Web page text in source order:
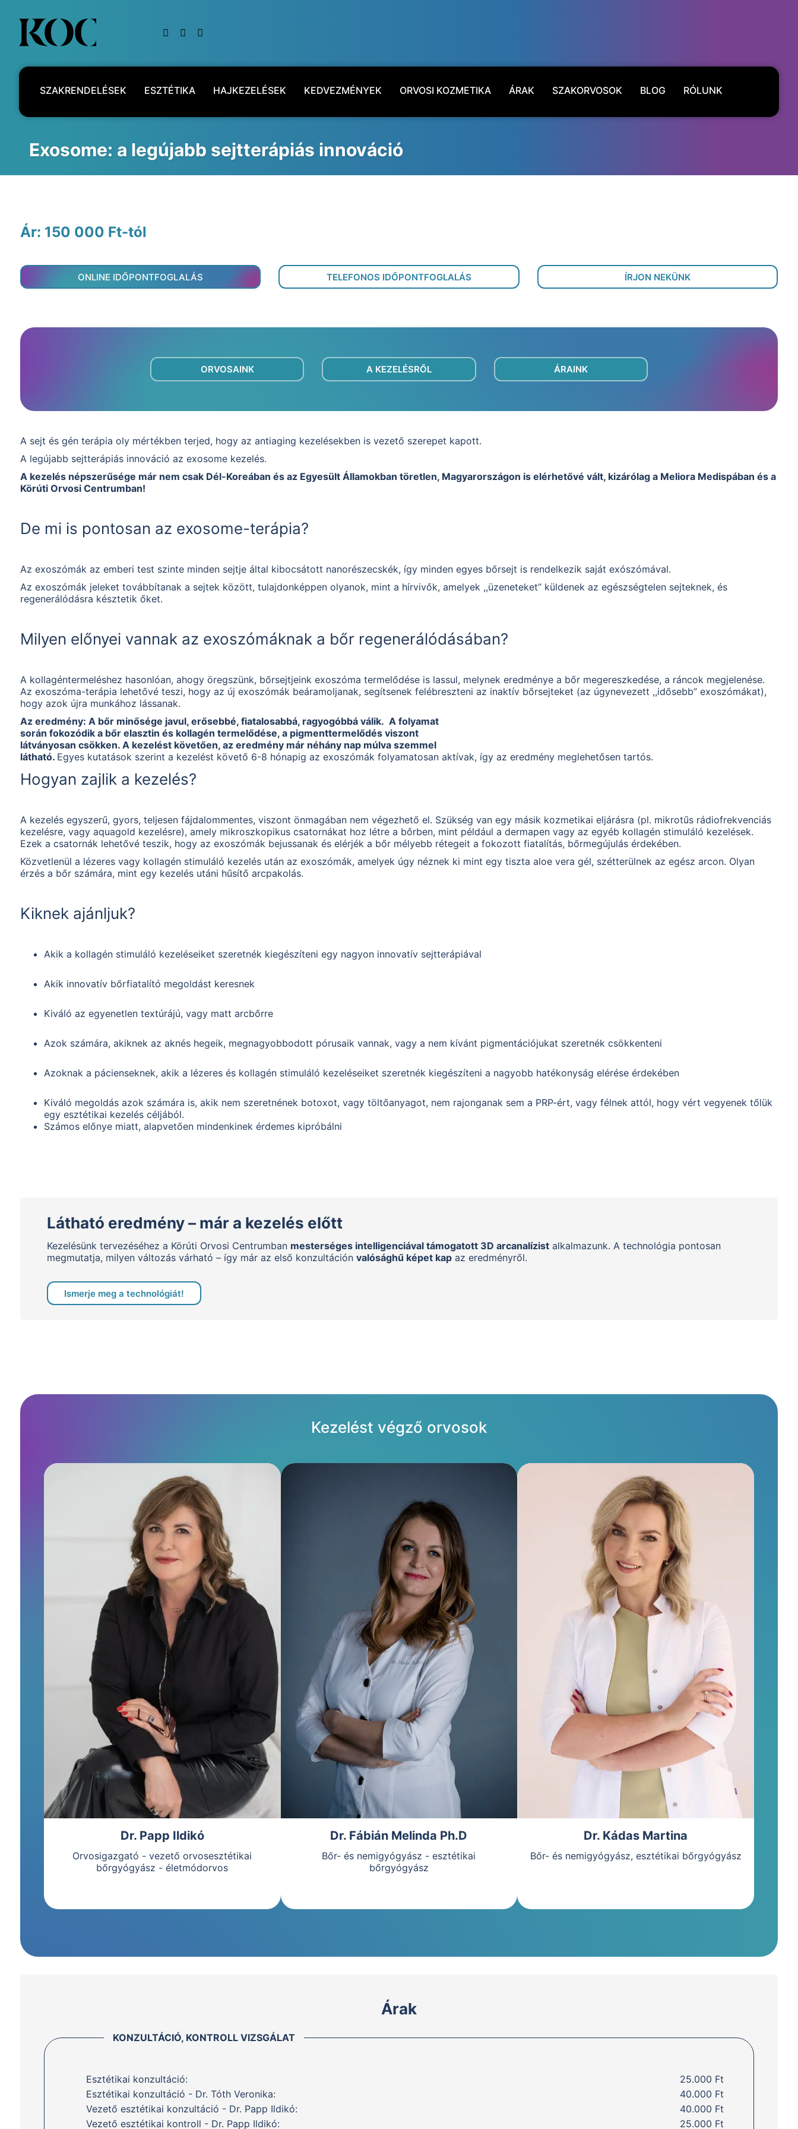
SZAKRENDELÉSEK ESZTÉTIKA HAJKEZELÉSEK KEDVEZMÉNYEK ORVOSI KOZMETIKA ÁRAK SZAKORVOSOK BLOG RÓLUNK
Exosome: a legújabb sejtterápiás innováció
Ár: 150 000 Ft-tól
ONLINE IDŐPONTFOGLALÁS TELEFONOS IDŐPONTFOGLALÁS ÍRJON NEKÜNK
ORVOSAINK A KEZELÉSRŐL ÁRAINK
A sejt és gén terápia oly mértékben terjed, hogy az antiaging kezelésekben is vezető szerepet kapott.
A legújabb sejtterápiás innováció az exosome kezelés.
A kezelés népszerűsége már nem csak Dél-Koreában és az Egyesült Államokban töretlen, Magyarországon is elérhetővé vált, kizárólag a Meliora Medispában és a
Körúti Orvosi Centrumban!
De mi is pontosan az exosome-terápia?
Az exoszómák az emberi test szinte minden sejtje által kibocsátott nanorészecskék, így minden egyes bőrsejt is rendelkezik saját exószómával.
Az exoszómák jeleket továbbítanak a sejtek között, tulajdonképpen olyanok, mint a hírvivők, amelyek ,,üzeneteket’’ küldenek az egészségtelen sejteknek, és
regenerálódásra késztetik őket.
Milyen előnyei vannak az exoszómáknak a bőr regenerálódásában?
A kollagéntermeléshez hasonlóan, ahogy öregszünk, bőrsejtjeink exoszóma termelődése is lassul, melynek eredménye a bőr megereszkedése, a ráncok megjelenése.
Az exoszóma-terápia lehetővé teszi, hogy az új exoszómák beáramoljanak, segítsenek felébreszteni az inaktív bőrsejteket (az úgynevezett ,,idősebb” exoszómákat),
hogy azok újra munkához lássanak.
Az eredmény: A bőr minősége javul, erősebbé, fiatalosabbá, ragyogóbbá válik. A folyamat
során fokozódik a bőr elasztin és kollagén termelődése, a pigmenttermelődés viszont
látványosan csökken. A kezelést követően, az eredmény már néhány nap múlva szemmel
látható. Egyes kutatások szerint a kezelést követő 6-8 hónapig az exoszómák folyamatosan aktívak, így az eredmény meglehetősen tartós.
Hogyan zajlik a kezelés?
A kezelés egyszerű, gyors, teljesen fájdalommentes, viszont önmagában nem végezhető el. Szükség van egy másik kozmetikai eljárásra (pl. mikrotűs rádiofrekvenciás
kezelésre, vagy aquagold kezelésre), amely mikroszkopikus csatornákat hoz létre a bőrben, mint például a dermapen vagy az egyéb kollagén stimuláló kezelések.
Ezek a csatornák lehetővé teszik, hogy az exoszómák bejussanak és elérjék a bőr mélyebb rétegeit a fokozott fiatalítás, bőrmegújulás érdekében.
Közvetlenül a lézeres vagy kollagén stimuláló kezelés után az exoszómák, amelyek úgy néznek ki mint egy tiszta aloe vera gél, szétterülnek az egész arcon. Olyan
érzés a bőr számára, mint egy kezelés utáni hűsítő arcpakolás.
Kiknek ajánljuk?
Akik a kollagén stimuláló kezeléseiket szeretnék kiegészíteni egy nagyon innovatív sejtterápiával
Akik innovatív bőrfiatalító megoldást keresnek
Kiváló az egyenetlen textúrájú, vagy matt arcbőrre
Azok számára, akiknek az aknés hegeik, megnagyobbodott pórusaik vannak, vagy a nem kívánt pigmentációjukat szeretnék csökkenteni
Azoknak a pácienseknek, akik a lézeres és kollagén stimuláló kezeléseiket szeretnék kiegészíteni a nagyobb hatékonyság elérése érdekében
Kiváló megoldás azok számára is, akik nem szeretnének botoxot, vagy töltőanyagot, nem rajonganak sem a PRP-ért, vagy félnek attól, hogy vért vegyenek tőlük
egy esztétikai kezelés céljából.
Számos előnye miatt, alapvetően mindenkinek érdemes kipróbálni
Látható eredmény – már a kezelés előtt
Kezelésünk tervezéséhez a Körúti Orvosi Centrumban mesterséges intelligenciával támogatott 3D arcanalízistalkalmazunk. A technológia pontosan
megmutatja, milyen változás várható – így már az első konzultáción valósághű képet kapaz eredményről.
Ismerje meg a technológiát!
Kezelést végző orvosok
Dr. Papp Ildikó
Orvosigazgató - vezető orvosesztétikai
bőrgyógyász - életmódorvos
Bemutatkozás
Dr. Fábián Melinda Ph.D
Bőr- és nemigyógyász - esztétikai
bőrgyógyász
Dr. Kádas Martina
Bőr- és nemigyógyász, esztétikai bőrgyógyász
Bemutatkozás
Árak
KONZULTÁCIÓ, KONTROLL VIZSGÁLAT
Esztétikai konzultáció:
25.000 Ft
Esztétikai konzultáció - Dr. Tóth Veronika:
40.000 Ft
Vezető esztétikai konzultáció - Dr. Papp Ildikó:
40.000 Ft
Vezető esztétikai kontroll - Dr. Papp Ildikó:
25.000 Ft